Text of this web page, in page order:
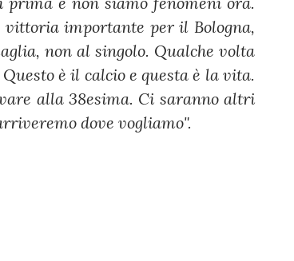
importante per il Bologna,
non al singolo. Qualche volta
è il calcio e questa è la vita.
alla 38esima. Ci saranno altri
dove vogliamo".